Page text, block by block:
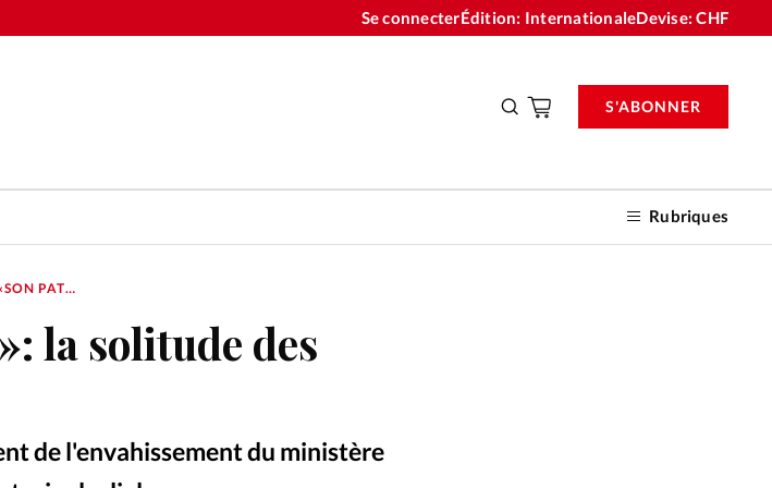
Se connecterÉdition: InternationaleDevise:CHF
Rubriques
S'ABONNER
Les abonnements
«SON PATRON, C’EST DIEU»: LA SOLITUDE DES CONJOINTS DE PASTEURS
la solitude des
de l'envahissement du ministère